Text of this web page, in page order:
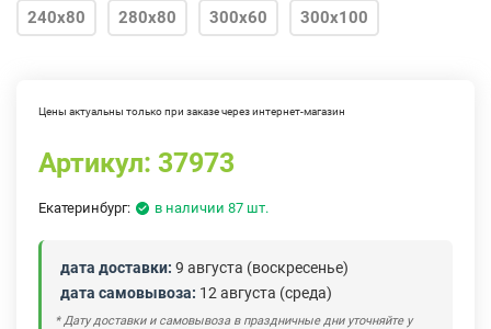
240х80 280х80 300х60 300х100
Цены актуальны только при заказе через интернет-магазин
Артикул: 37973
Екатеринбург: в наличии 87 шт.
дата доставки: 9 августа (воскресенье)
дата самовывоза: 12 августа (среда)
* Дату доставки и самовывоза в праздничные дни уточняйте у